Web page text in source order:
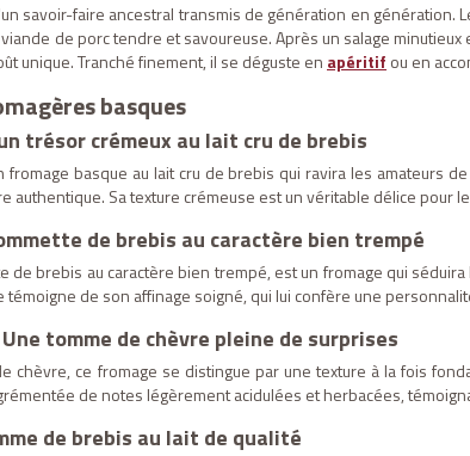
savoir-faire ancestral transmis de génération en
de porc tendre et savoureuse. Après un salage
unique. Tranché finement, il se déguste en apéritif ou en
basques
trésor crémeux au lait cru de brebis
fromage basque au lait cru de brebis qui ravira les amateurs
authentique. Sa texture crémeuse est un véritable délice
de brebis au caractère bien trempé
de brebis au caractère bien trempé, est un fromage qui
de son affinage soigné, qui lui confère une
tomme de chèvre pleine de surprises
chèvre, ce fromage se distingue par une texture à la fois
de notes légèrement acidulées et herbacées,
de brebis au lait de qualité